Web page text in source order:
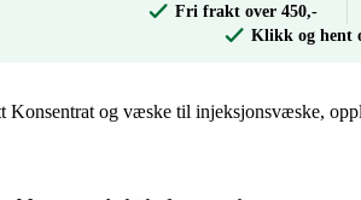
Fri frakt over 450,-
Klikk og hent
Konsentrat og væske til injeksjonsvæske,